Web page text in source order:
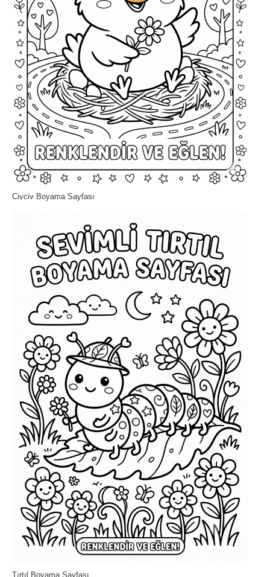
Civciv Boyama Sayfası
Tırtıl Boyama Sayfası